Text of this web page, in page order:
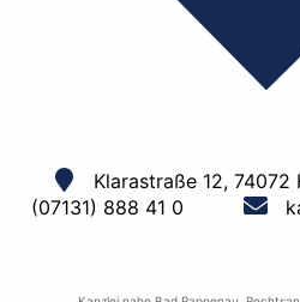
Klarastraße 12, 74072
(07131) 888 41 0